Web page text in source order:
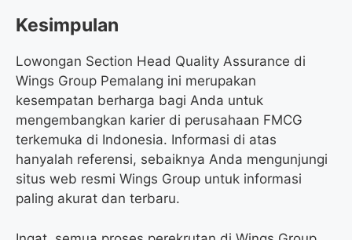
Kesimpulan
Lowongan Section Head Quality Assurance di
Wings Group Pemalang ini merupakan
kesempatan berharga bagi Anda untuk
mengembangkan karier di perusahaan FMCG
terkemuka di Indonesia. Informasi di atas
hanyalah referensi, sebaiknya Anda mengunjungi
situs web resmi Wings Group untuk informasi
paling akurat dan terbaru.